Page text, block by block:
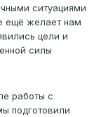
ситуациями
ещё желает нам
цели и
силы
работы с
подготовили